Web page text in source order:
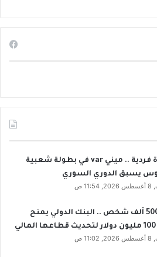
بمبادرة فردية .. ميني var في بطولة شعبية
يسبق الدوري السوري
ص
يدعم 500 ألف شخص .. البنك الدولي يمنح
ص